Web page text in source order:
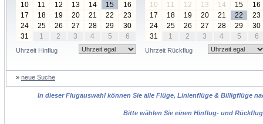
10
11 12 13 14 15
16
17
18 19 20 21 22
23
24
25 26 27 28 29
30
31
1 2 3 4 5 6
Uhrzeit Hinflug
10
11 12 13 14 15
16
17
18 19 20 21 22
23
24
25 26 27 28 29
30
31
1 2 3 4 5 6
Uhrzeit Rückflug
» neue Suche
In dieser Flugauswahl können Sie alle Flüge, Linienflüge & Billigflüge
Bitte wählen Sie einen Hinflug- und